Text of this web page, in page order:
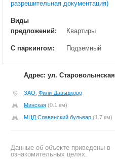
разрешительная документация)
Виды
предложений:
Квартиры
С паркингом: Подземный
Адрес: ул. Староволынская
ЗАО Фили-Давыдково
Минская (0.1 км)
МЦД Славянский бульвар (1.7 км)
Данные об объекте приведены в
ознакомительных целях.